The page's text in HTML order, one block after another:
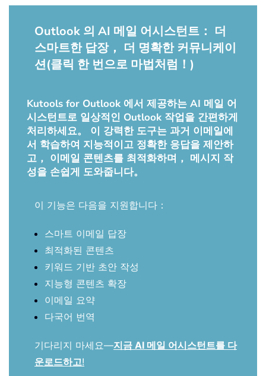
Outlook 의 AI 메일 어시스턴트： 더
스마트한 답장， 더 명확한 커뮤니케이
션(클릭 한 번으로 마법처럼！)
Kutools for Outlook 에서 제공하는 AI 메일 어
시스턴트로 일상적인 Outlook 작업을 간편하게
처리하세요。 이 강력한 도구는 과거 이메일에
서 학습하여 지능적이고 정확한 응답을 제안하
고， 이메일 콘텐츠를 최적화하며， 메시지 작
성을 손쉽게 도와줍니다。
이 기능은 다음을 지원합니다：
스마트 이메일 답장
최적화된 콘텐츠
키워드 기반 초안 작성
지능형 콘텐츠 확장
이메일 요약
다국어 번역
기다리지 마세요—지금 AI 메일 어시스턴트를 다
운로드하고!